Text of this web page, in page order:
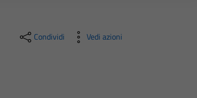
Condividi Vedi azioni